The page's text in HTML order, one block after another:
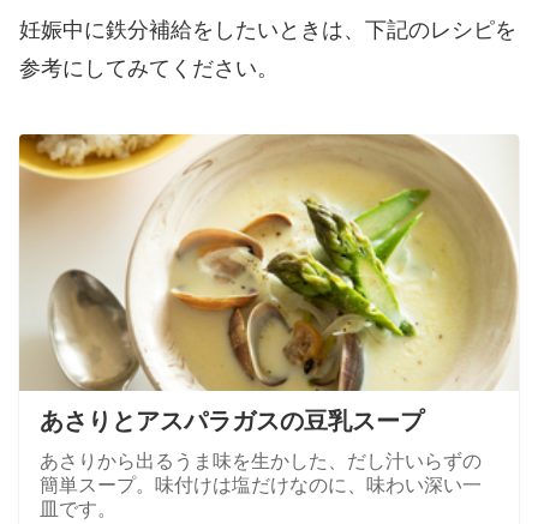
妊娠中に鉄分補給をしたいときは、下記のレシピを
参考にしてみてください。
あさりとアスパラガスの豆乳スープ
あさりから出るうま味を生かした、だし汁いらずの
簡単スープ。味付けは塩だけなのに、味わい深い一
皿です。